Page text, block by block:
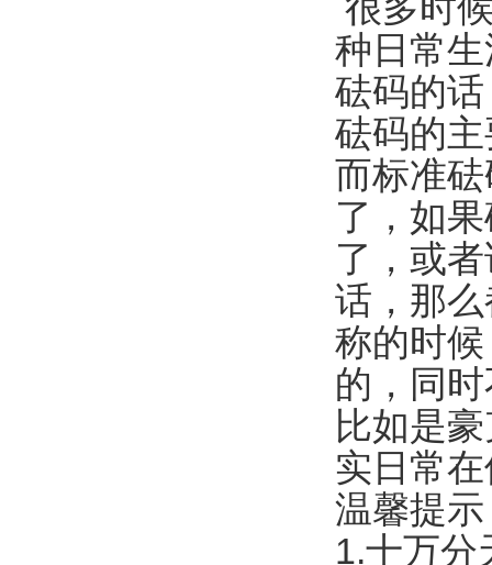
种日常
砝码的
砝码的
而标准
了，如
了，或
话，那
称的时
的，同
比如是
实日常
温馨提
1.十万分